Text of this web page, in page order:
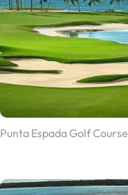
Punta Espada Golf Course